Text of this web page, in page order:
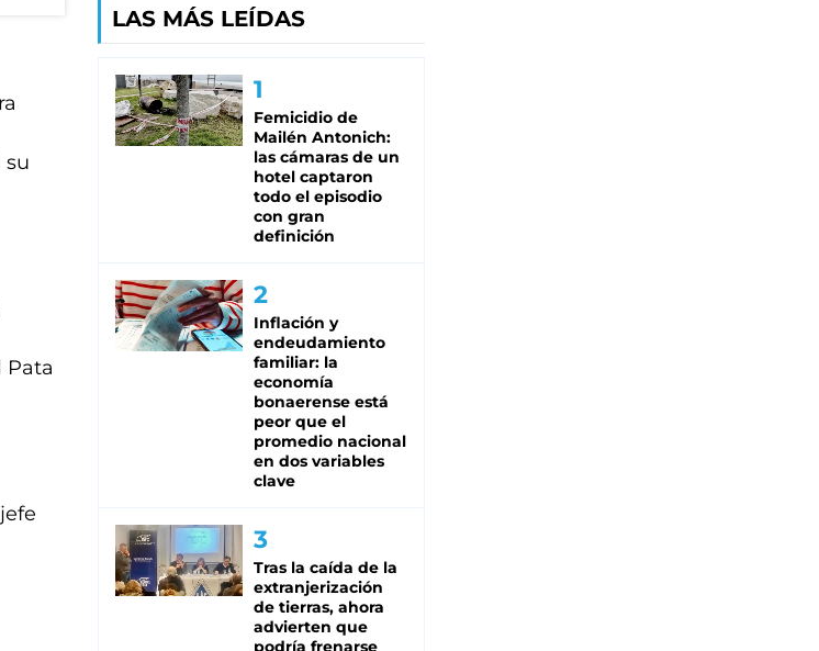
su
Pata
LAS MÁS LEÍDAS
Femicidio de
Mailén Antonich:
las cámaras de un
hotel captaron
todo el episodio
con gran
definición
Inflación y
endeudamiento
familiar: la
economía
bonaerense está
peor que el
promedio nacional
en dos variables
clave
Tras la caída de la
extranjerización
de tierras, ahora
advierten que
podría frenarse